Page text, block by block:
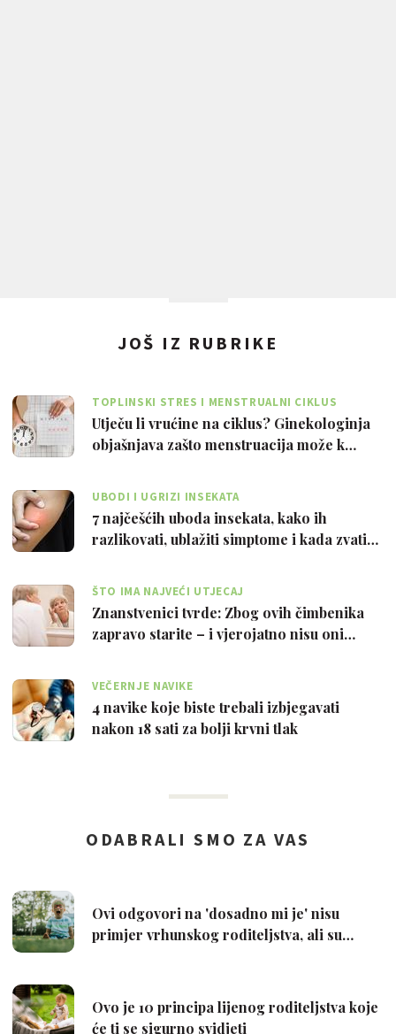
JOŠ IZ RUBRIKE
TOPLINSKI STRES I MENSTRUALNI CIKLUS
Utječu li vrućine na ciklus? Ginekologinja
objašnjava zašto menstruacija može k…
UBODI I UGRIZI INSEKATA
7 najčešćih uboda insekata, kako ih
razlikovati, ublažiti simptome i kada zvati…
ŠTO IMA NAJVEĆI UTJECAJ
Znanstvenici tvrde: Zbog ovih čimbenika
zapravo starite – i vjerojatno nisu oni…
VEČERNJE NAVIKE
4 navike koje biste trebali izbjegavati
nakon 18 sati za bolji krvni tlak